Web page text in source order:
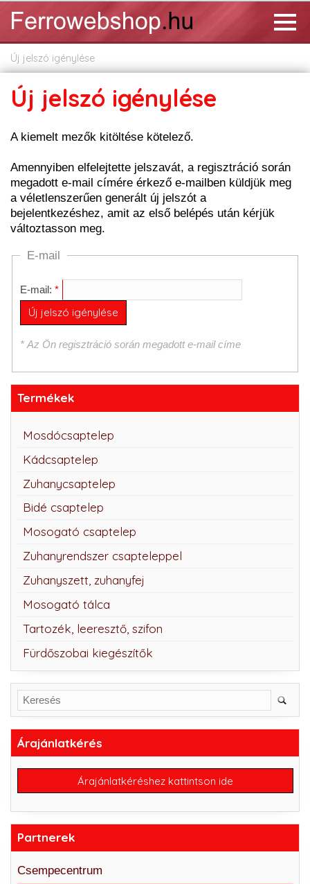
Új jelszó igénylése
Új jelszó igénylése
A kiemelt mezők kitöltése kötelező.
Amennyiben elfelejtette jelszavát, a regisztráció során
megadott e-mail címére érkező e-mailben küldjük meg
a véletlenszerűen generált új jelszót a
bejelentkezéshez, amit az első belépés után kérjük
változtasson meg.
E-mail
E-mail:
* Az Ön regisztráció során megadott e-mail címe
Termékek
Mosdócsaptelep
Kádcsaptelep
Zuhanycsaptelep
Bidé csaptelep
Mosogató csaptelep
Zuhanyrendszer csapteleppel
Zuhanyszett, zuhanyfej
Mosogató tálca
Tartozék, leeresztő, szifon
Fürdőszobai kiegészítők
Árajánlatkérés
Árajánlatkéréshez kattintson ide
Partnerek
Csempecentrum